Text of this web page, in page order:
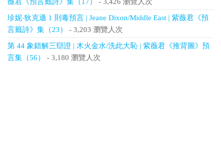
珍妮‧狄克遜 1 則毒預言 | Jeane Dixon/Middle East | 紫薇君《預
言籤詩》集（23）
- 3,203 瀏覽人次
第 44 象錯解三辯證 | 木火金水/洗此大恥 | 紫薇君《推背圖》預
言集（56）
- 3,180 瀏覽人次